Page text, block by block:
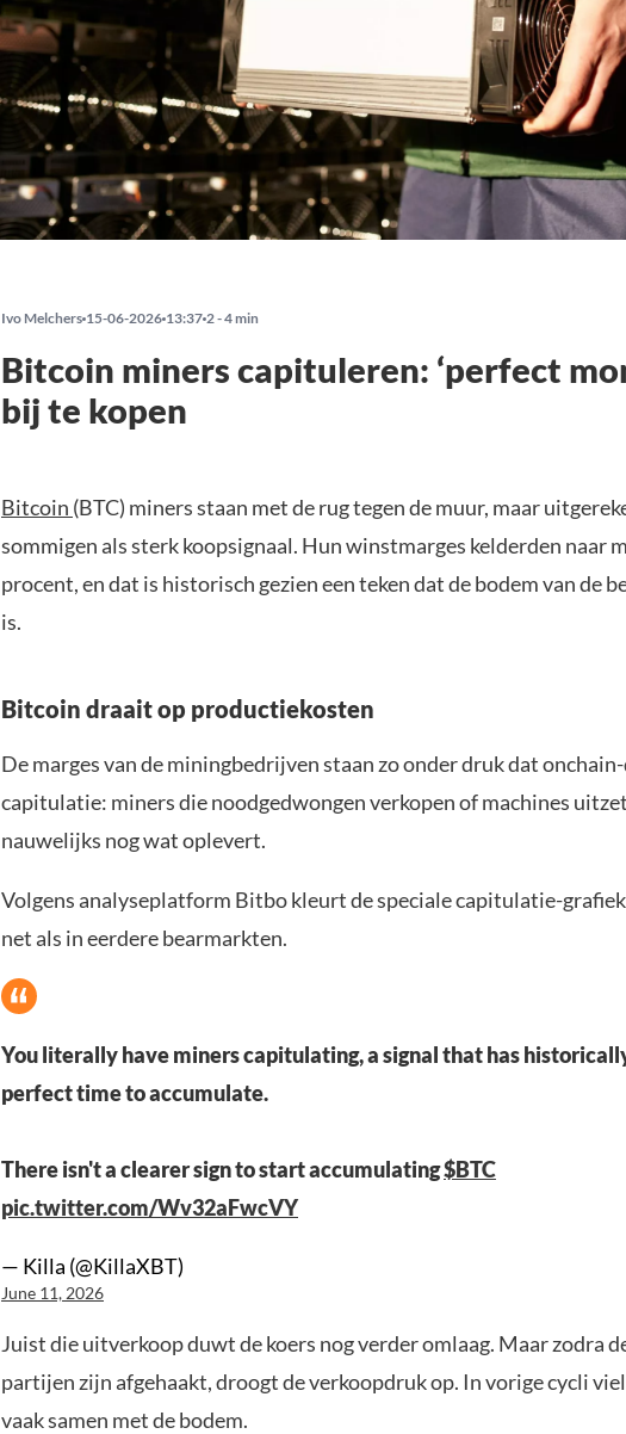
Ivo Melchers 15-06-2026 13:37 2 - 4 min
Bitcoin miners capituleren: ‘perfect
bij te kopen
Bitcoin (BTC) miners staan met de rug tegen de muur, maar
sommigen als sterk koopsignaal. Hun winstmarges kelderden naar
procent, en dat is historisch gezien een teken dat de bodem van de
is.
Bitcoin draait op productiekosten
De marges van de miningbedrijven staan zo onder druk dat
capitulatie: miners die noodgedwongen verkopen of machines
nauwelijks nog wat oplevert.
Volgens analyseplatform Bitbo kleurt de speciale capitulatie-
net als in eerdere bearmarkten.
You literally have miners capitulating, a signal that has
perfect time to accumulate.
There isn't a clearer sign to start accumulating$BTC
pic.twitter.com/Wv32aFwcVY
— Killa (@KillaXBT)
June 11, 2026
Juist die uitverkoop duwt de koers nog verder omlaag. Maar zodra
partijen zijn afgehaakt, droogt de verkoopdruk op. In vorige cycli
vaak samen met de bodem.